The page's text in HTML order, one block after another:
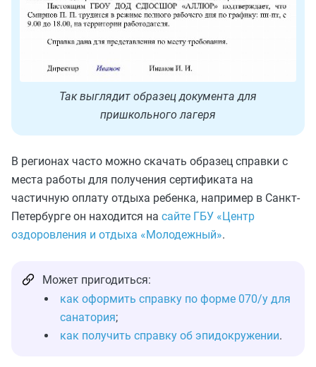
Так выглядит образец документа для
пришкольного лагеря
В регионах часто можно скачать образец справки с
места работы для получения сертификата на
частичную оплату отдыха ребенка, например в Санкт-
Петербурге он находится на сайте ГБУ «Центр
оздоровления и отдыха «Молодежный».
Может пригодиться:
как оформить справку по форме 070/у для
санатория;
как получить справку об эпидокружении.